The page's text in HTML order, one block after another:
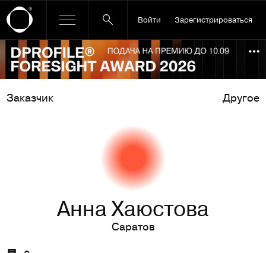
Войти Зарегистрироваться
Ссылка баннера
Заказчик Другое
Анна Хаюстова
Саратов